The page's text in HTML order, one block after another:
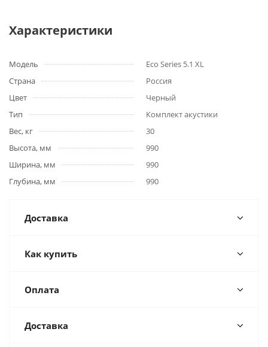
Характеристики
Модель
Eco Series 5.1 XL
Страна
Россия
Цвет
Черный
Тип
Комплект акустики
Вес, кг
30
Высота, мм
990
Ширина, мм
990
Глубина, мм
990
Доставка
Как купить
Оплата
Доставка